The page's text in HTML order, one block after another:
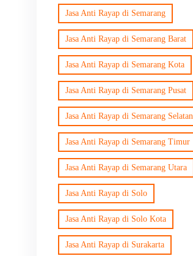
Jasa Anti Rayap di Semarang
Jasa Anti Rayap di Semarang Barat
Jasa Anti Rayap di Semarang Kota
Jasa Anti Rayap di Semarang Pusat
Jasa Anti Rayap di Semarang Selatan
Jasa Anti Rayap di Semarang Timur
Jasa Anti Rayap di Semarang Utara
Jasa Anti Rayap di Solo
Jasa Anti Rayap di Solo Kota
Jasa Anti Rayap di Surakarta